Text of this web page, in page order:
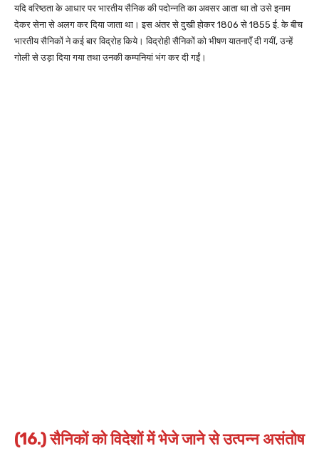
यदि वरिष्ठता के आधार पर भारतीय सैनिक की पदोन्नति का अवसर आता था तो उसे इनाम
देकर सेना से अलग कर दिया जाता था। इस अंतर से दुखी होकर 1806 से 1855 ई. के बीच
भारतीय सैनिकों ने कई बार विद्रोह किये। विद्रोही सैनिकों को भीषण यातनाएँ दी गयीं, उन्हें
गोली से उड़ा दिया गया तथा उनकी कम्पनियां भंग कर दी गईं।
(16.) सैनिकों को विदेशों में भेजे जाने से उत्पन्न असंतोष